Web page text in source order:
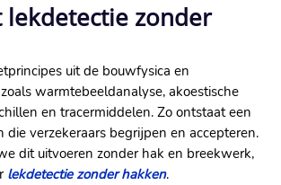
lekdetectie zonder
uit de bouwfysica en
warmtebeeldanalyse, akoestische
en tracermiddelen.​ Zo ontstaat een
verzekeraars begrijpen en accepteren.​
dit uitvoeren zonder hak en breekwerk,
lekdetectie zonder hakken.​